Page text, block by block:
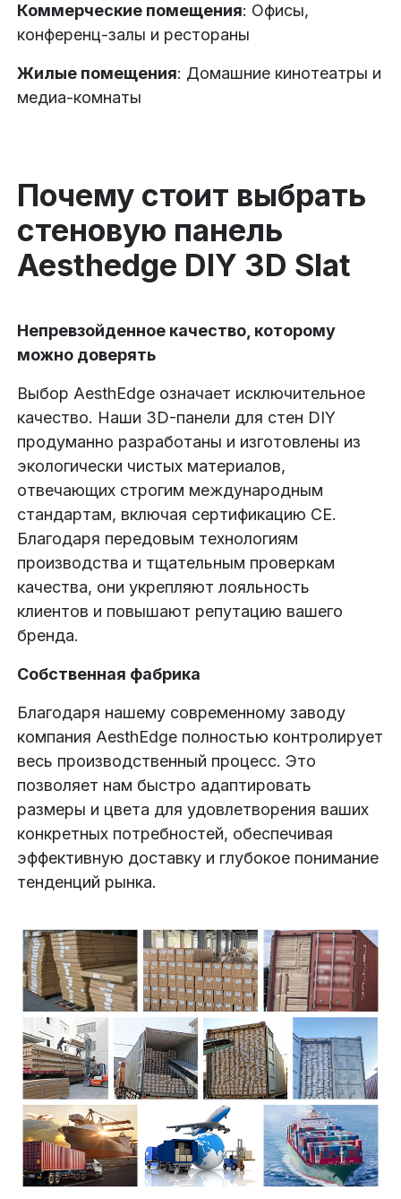
Коммерческие помещения: Офисы,
конференц-залы и рестораны
Жилые помещения: Домашние кинотеатры и
медиа-комнаты
Почему стоит выбрать
стеновую панель
Aesthedge DIY 3D Slat
Непревзойденное качество, которому
можно доверять
Выбор AesthEdge означает исключительное
качество. Наши 3D-панели для стен DIY
продуманно разработаны и изготовлены из
экологически чистых материалов,
отвечающих строгим международным
стандартам, включая сертификацию CE.
Благодаря передовым технологиям
производства и тщательным проверкам
качества, они укрепляют лояльность
клиентов и повышают репутацию вашего
бренда.
Собственная фабрика
Благодаря нашему современному заводу
компания AesthEdge полностью контролирует
весь производственный процесс. Это
позволяет нам быстро адаптировать
размеры и цвета для удовлетворения ваших
конкретных потребностей, обеспечивая
эффективную доставку и глубокое понимание
тенденций рынка.